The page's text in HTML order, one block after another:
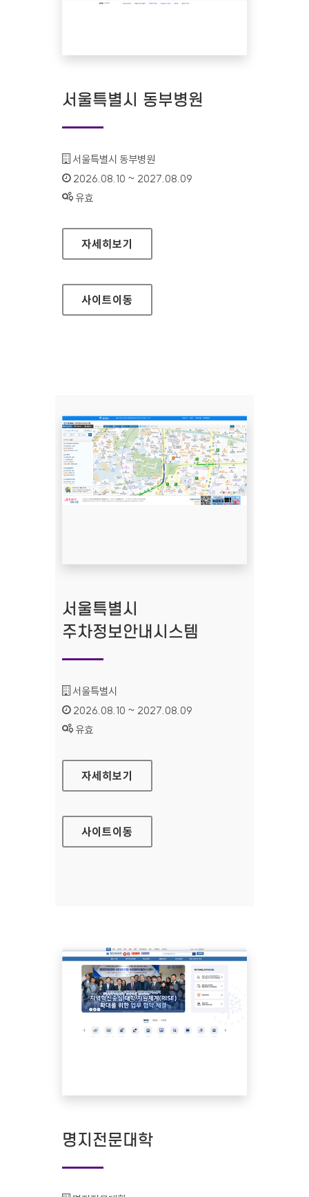
서울특별시 동부병원
기관명 :
서울특별시 동부병원
인증기간 :
2026.08.10 ~ 2027.08.09
상태 :
유효
서울특별시 동부병원
자세히보기
사이트이동
서울특별시
주차정보안내시스템
기관명 :
서울특별시
인증기간 :
2026.08.10 ~ 2027.08.09
상태 :
유효
서울특별시 주차정보안내시스템
자세히보기
사이트이동
명지전문대학